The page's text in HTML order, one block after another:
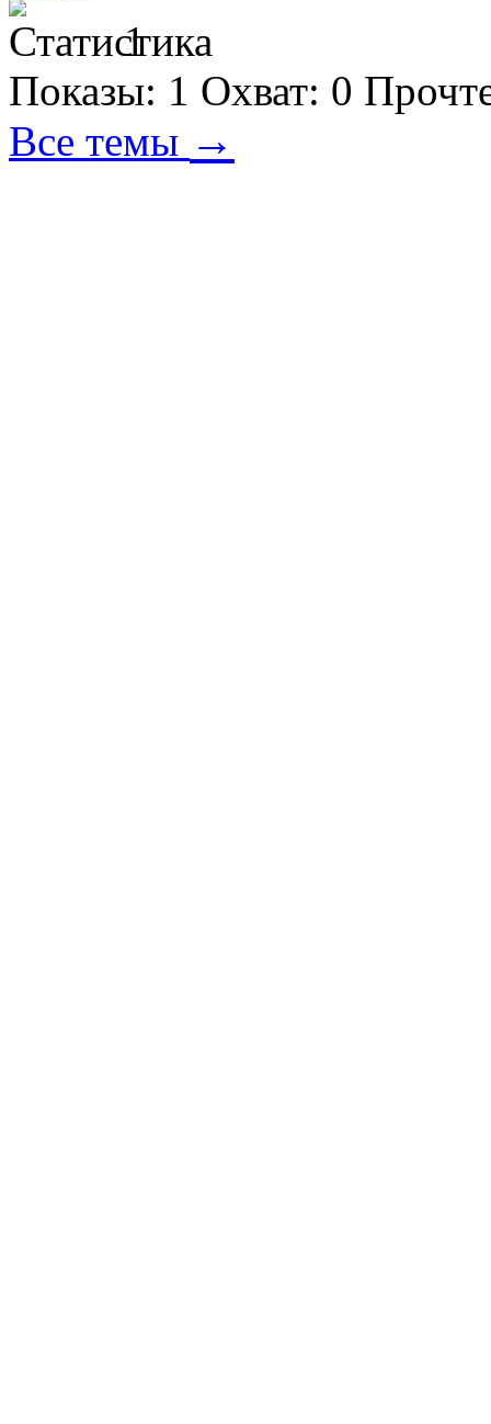
1
Показы: 1 Охват: 0
Все темы →